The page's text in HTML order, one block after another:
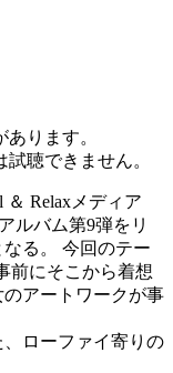
ります。
聴できません。
Relaxメディア
ルバム第9弾をリ
る。 今回のテー
前にそこから着想
アートワークが事
ローファイ寄りの